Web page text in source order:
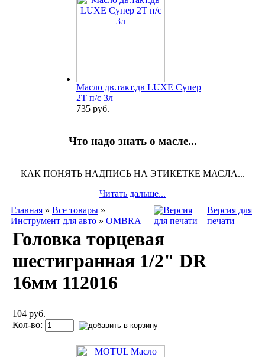
Масло дв.такт.дв LUXE Супер
2Т п/с 3л
735 руб.
Что надо знать о масле...
КАК ПОНЯТЬ НАДПИСЬ НА ЭТИКЕТКЕ МАСЛА...
Читать дальше...
Главная » Все товары »
Инструмент для авто » OMBRA
Версия для
печати
Головка торцевая
шестигранная 1/2" DR
16мм 112016
104 руб.
Кол-во: